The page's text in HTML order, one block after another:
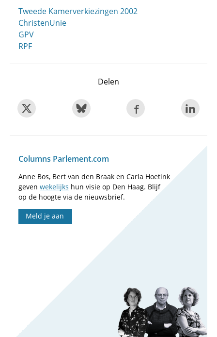
Tweede Kamerverkiezingen 2002
ChristenUnie
GPV
RPF
Delen
Columns Parlement.com
Anne Bos, Bert van den Braak en Carla Hoetink
geven wekelijks hun visie op Den Haag. Blijf
op de hoogte via de nieuwsbrief.
Meld je aan